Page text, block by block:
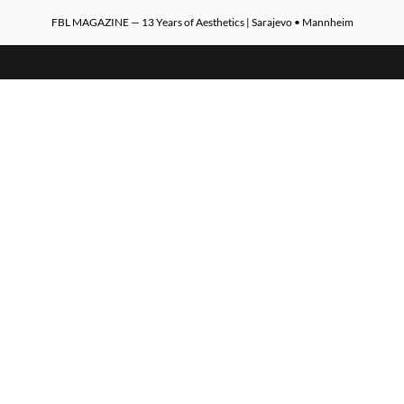
FBL MAGAZINE — 13 Years of Aesthetics | Sarajevo • Mannheim